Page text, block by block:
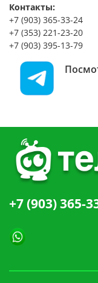
Контакты:
+7 (903) 365-33-24
+7 (353) 221-23-20
+7 (903) 395-13-79
+7 (903) 365-